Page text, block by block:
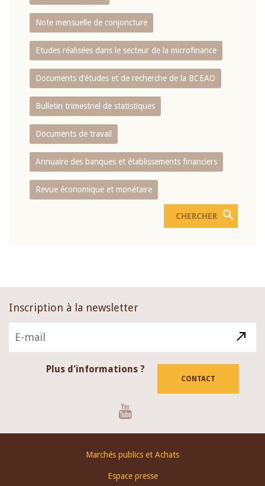
Note mensuelle de conjoncture
Etudes réalisées dans le secteur de la microfinance
Documents d’études et de recherche de la BCEAO
Bulletin trimestriel de statistiques
Documents de travail
Annuaire des banques et établissements financiers
Revue économique et monétaire
Inscription à la newsletter
Plus d'informations ?
CONTACT
Marchés publics et Achats
Espace presse